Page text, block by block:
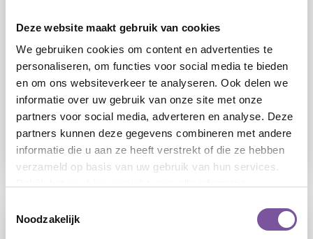
Deze website maakt gebruik van cookies
We gebruiken cookies om content en advertenties te
personaliseren, om functies voor social media te bieden
en om ons websiteverkeer te analyseren. Ook delen we
informatie over uw gebruik van onze site met onze
partners voor social media, adverteren en analyse. Deze
partners kunnen deze gegevens combineren met andere
informatie die u aan ze heeft verstrekt of die ze hebben
verzameld op basis van uw gebruik van hun services.
Noodzakelijk
10-07-2026
Silverein start pilot met nieuwe functie
Leefondersteuner